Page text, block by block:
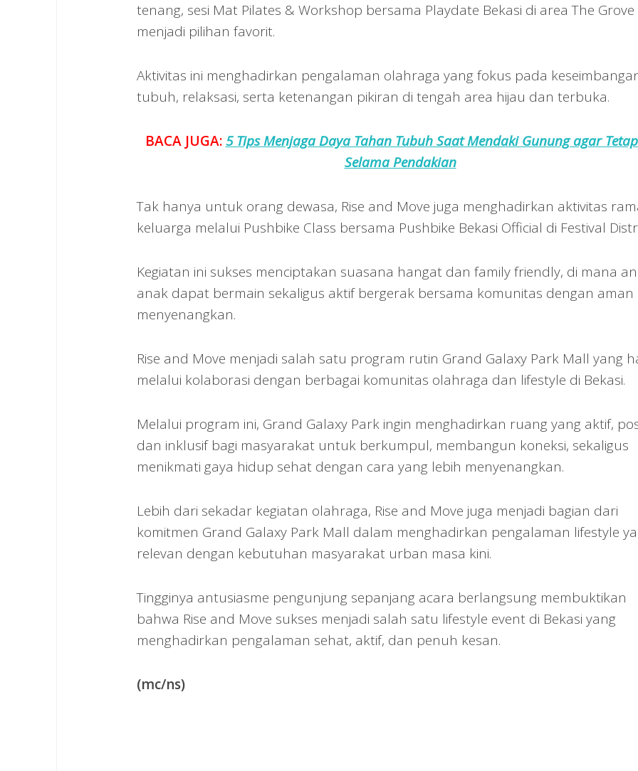
tenang, sesi Mat Pilates & Workshop bersama Playdate Bekasi di area The Grove
menjadi pilihan favorit.
Aktivitas ini menghadirkan pengalaman olahraga yang fokus pada
tubuh, relaksasi, serta ketenangan pikiran di tengah area hijau dan terbuka.
BACA JUGA:5 Tips Menjaga Daya Tahan Tubuh Saat Mendaki Gunung agar
Selama Pendakian
Tak hanya untuk orang dewasa, Rise and Move juga menghadirkan aktivitas
keluarga melalui Pushbike Class bersama Pushbike Bekasi Official di Festival
Kegiatan ini sukses menciptakan suasana hangat dan family friendly, di mana
anak dapat bermain sekaligus aktif bergerak bersama komunitas dengan
menyenangkan.
Rise and Move menjadi salah satu program rutin Grand Galaxy Park Mall yang
melalui kolaborasi dengan berbagai komunitas olahraga dan lifestyle di Bekasi.
Melalui program ini, Grand Galaxy Park ingin menghadirkan ruang yang aktif,
dan inklusif bagi masyarakat untuk berkumpul, membangun koneksi, sekaligus
menikmati gaya hidup sehat dengan cara yang lebih menyenangkan.
Lebih dari sekadar kegiatan olahraga, Rise and Move juga menjadi bagian dari
komitmen Grand Galaxy Park Mall dalam menghadirkan pengalaman lifestyle
relevan dengan kebutuhan masyarakat urban masa kini.
Tingginya antusiasme pengunjung sepanjang acara berlangsung membuktikan
bahwa Rise and Move sukses menjadi salah satu lifestyle event di Bekasi yang
menghadirkan pengalaman sehat, aktif, dan penuh kesan.
(mc/ns)